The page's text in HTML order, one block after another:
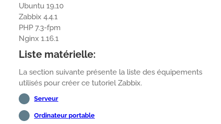
Ubuntu 19,10
Zabbix 4.4.1
PHP 7.3-fpm
Nginx 1.16.1
Liste matérielle:
La section suivante présente la liste des équipements
utilisés pour créer ce tutoriel Zabbix.
Serveur
Ordinateur portable